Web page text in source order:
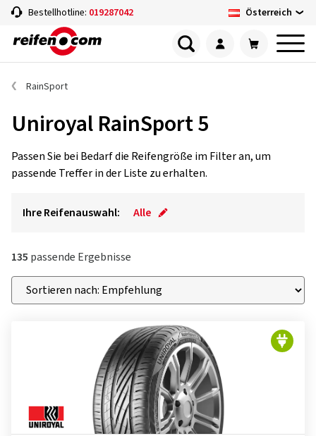
Bestellhotline: 019287042 Österreich
RainSport
Uniroyal RainSport 5
Passen Sie bei Bedarf die Reifengröße im Filter an, um
passende Treffer in der Liste zu erhalten.
Ihre Reifenauswahl: Alle
135 passende Ergebnisse